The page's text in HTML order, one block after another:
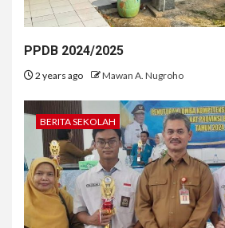
PPDB 2024/2025
2 years ago Mawan A. Nugroho
BERITA SEKOLAH